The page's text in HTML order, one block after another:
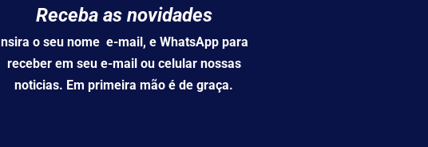
Receba as novidades
Insira o seu nome e-mail, e WhatsApp para
receber em seu e-mail ou celular nossas
noticias. Em primeira mão é de graça.